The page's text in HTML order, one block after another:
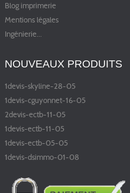
Blog imprimerie
Mentions légales
Ingénierie...
NOUVEAUX PRODUITS
1devis-skyline-28-05
1devis-cguyonnet-16-05
2devis-ectb-11-05
1devis-ectb-11-05
1devis-ectb-05-05
1devis-dsimmo-01-08